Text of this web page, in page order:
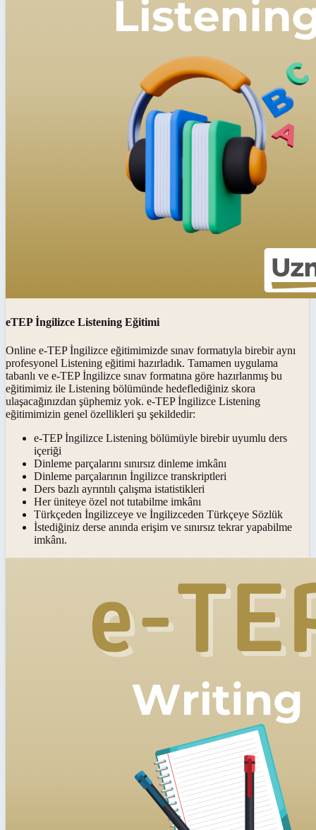
eTEP İngilizce Listening Eğitimi
Online e-TEP İngilizce eğitimimizde sınav formatıyla birebir aynı
profesyonel Listening eğitimi hazırladık. Tamamen uygulama
tabanlı ve e-TEP İngilizce sınav formatına göre hazırlanmış bu
eğitimimiz ile Listening bölümünde hedeflediğiniz skora
ulaşacağınızdan şüphemiz yok. e-TEP İngilizce Listening
eğitimimizin genel özellikleri şu şekildedir:
e-TEP İngilizce Listening bölümüyle birebir uyumlu ders
içeriği
Dinleme parçalarını sınırsız dinleme imkânı
Dinleme parçalarının İngilizce transkriptleri
Ders bazlı ayrıntılı çalışma istatistikleri
Her üniteye özel not tutabilme imkânı
Türkçeden İngilizceye ve İngilizceden Türkçeye Sözlük
İstediğiniz derse anında erişim ve sınırsız tekrar yapabilme
imkânı.